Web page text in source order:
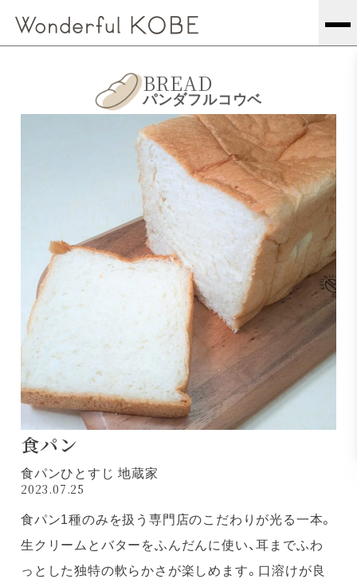
BREAD
パンダフルコウベ
食パン
食パンひとすじ 地蔵家
2023.07.25
食パン1種のみを扱う専門店のこだわりが光る一本。
生クリームとバターをふんだんに使い、耳までふわ
っとした独特の軟らかさが楽しめます。口溶けが良